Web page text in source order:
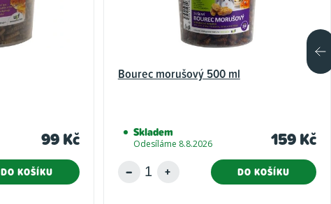
99 Kč
DO KOŠÍKU
Bourec morušový 500 ml
Skladem
Odesíláme 8.8.2026 159 Kč
DO KOŠÍKU